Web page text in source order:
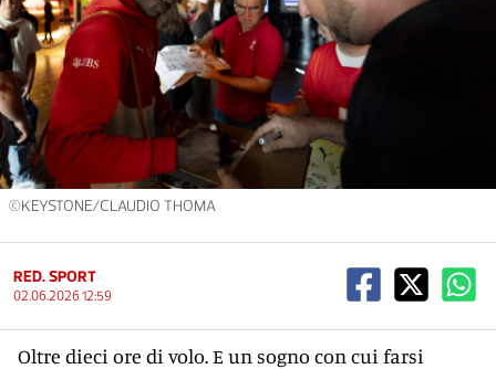
©KEYSTONE/CLAUDIO THOMA
RED. SPORT
02.06.2026 12:59
Oltre dieci ore di volo. E un sogno con cui farsi